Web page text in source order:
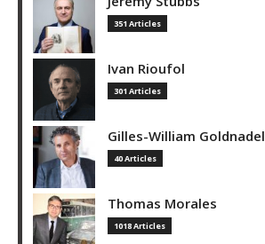
351 Articles
Ivan Rioufol
301 Articles
Gilles-William Goldnadel
40 Articles
Thomas Morales
1018 Articles